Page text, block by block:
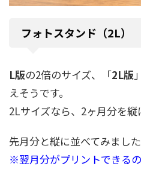
フォトスタンド（2L）
L版の2倍のサイズ、「2L版
えそうです。
2Lサイズなら、2ヶ月分を縦
先月分と縦に並べてみました
※翌月分がプリントできる